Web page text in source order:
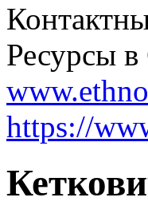
Ресурсы в
https://